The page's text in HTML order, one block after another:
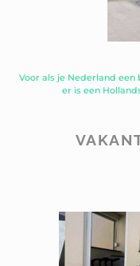
Voor als je Nederland
er is een